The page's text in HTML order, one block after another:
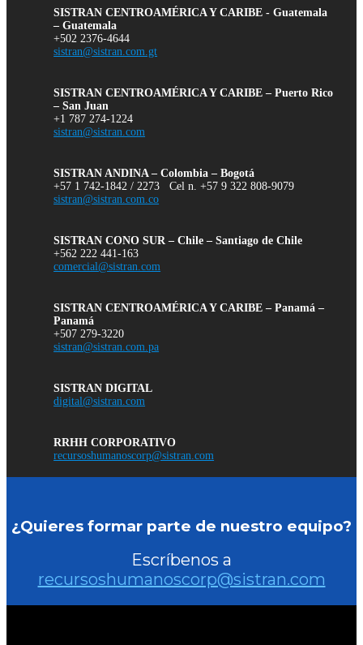
SISTRAN CENTROAMÉRICA Y CARIBE - Guatemala
– Guatemala
+502 2376-4644
sistran@sistran.com.gt
SISTRAN CENTROAMÉRICA Y CARIBE – Puerto Rico
– San Juan
+1 787 274-1224
sistran@sistran.com
SISTRAN ANDINA – Colombia – Bogotá
+57 1 742-1842 / 2273 Cel n. +57 9 322 808-9079
sistran@sistran.com.co
SISTRAN CONO SUR – Chile – Santiago de Chile
+562 222 441-163
comercial@sistran.com
SISTRAN CENTROAMÉRICA Y CARIBE – Panamá –
Panamá
+507 279-3220
sistran@sistran.com.pa
SISTRAN DIGITAL
digital@sistran.com
RRHH CORPORATIVO
recursoshumanoscorp@sistran.com
¿Quieres formar parte de nuestro equipo?
Escríbenos a
recursoshumanoscorp@sistran.com